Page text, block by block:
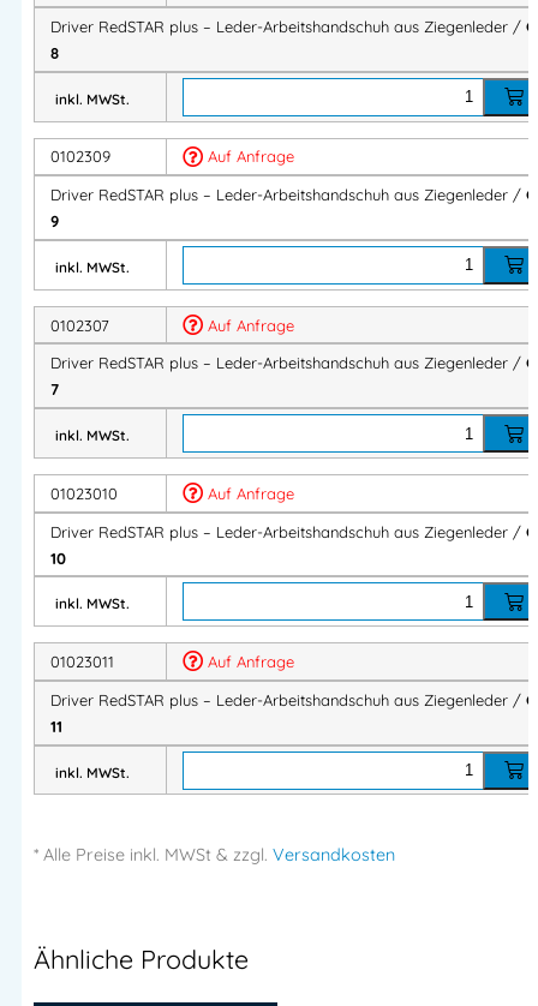
Tragekomfort
an
✔Ziegenleder-Handfläche
: robust, griffig und langlebig
✔Baumwoll-Handrückenfür Atmungsaktivität
✔Baumwollrippam Handgelenk – angenehm und
bequem
✔ Ideal für präzise Arbeiten, Fahren, Montage &
Transport
Material
Handfläche:Ziegenleder
Handrücken:Baumwolle
Handgelenk:Strickbund mit Klettverschluss
Einsatzbereiche
Perfekt für Arbeiten mit hohen Anforderungen an Flexibilität
und Tragekomfort:
Montage & leichte Handwerksarbeiten
Logistik & Lager
Allgemeine Industrieanwendungen
Driver RedSTAR plus – Leder-Arbeitshandschuh aus Ziegenleder /
8
inkl. MWSt.
0102309
Auf Anfrage
Driver RedSTAR plus – Leder-Arbeitshandschuh aus Ziegenleder /
9
inkl. MWSt.
0102307
Auf Anfrage
Driver RedSTAR plus – Leder-Arbeitshandschuh aus Ziegenleder /
7
inkl. MWSt.
01023010
Auf Anfrage
Driver RedSTAR plus – Leder-Arbeitshandschuh aus Ziegenleder /
10
inkl. MWSt.
01023011
Auf Anfrage
Driver RedSTAR plus – Leder-Arbeitshandschuh aus Ziegenleder /
11
inkl. MWSt.
* Alle Preise inkl. MWSt & zzgl. Versandkosten
Ähnliche Produkte